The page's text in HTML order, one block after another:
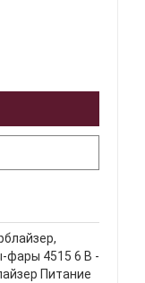
фары 4515 6 В -
Питание